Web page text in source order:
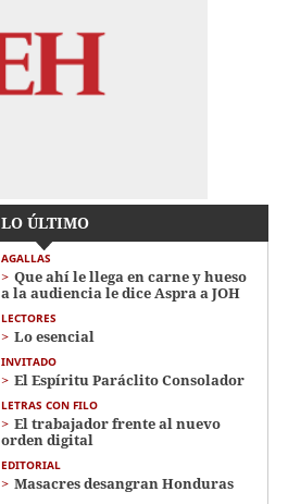
LO ÚLTIMO
AGALLAS
Que ahí le llega en carne y hueso
a la audiencia le dice Aspra a JOH
LECTORES
Lo esencial
INVITADO
El Espíritu Paráclito Consolador
LETRAS CON FILO
El trabajador frente al nuevo
orden digital
EDITORIAL
Masacres desangran Honduras